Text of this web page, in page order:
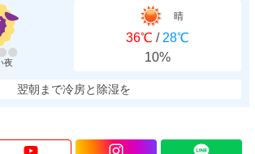
夜
晴
36℃ / 28℃
10%
翌朝まで冷房と除湿を